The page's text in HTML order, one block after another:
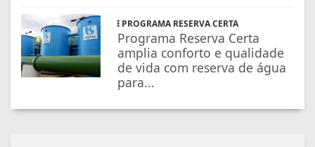
PROGRAMA RESERVA CERTA
Programa Reserva Certa
amplia conforto e qualidade
de vida com reserva de água
para...